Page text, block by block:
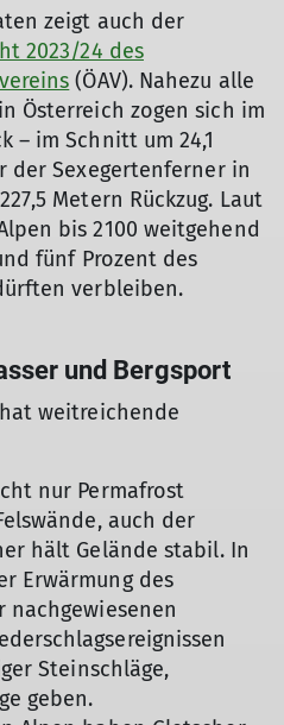
zeigt auch der
2023/24 des
(ÖAV). Nahezu alle
Österreich zogen sich im
– im Schnitt um 24,1
der Sexegertenferner in
Metern Rückzug. Laut
bis 2100 weitgehend
fünf Prozent des
verbleiben.
und Bergsport
weitreichende
nur Permafrost
auch der
hält Gelände stabil. In
Erwärmung des
nachgewiesenen
Steinschläge,
geben.